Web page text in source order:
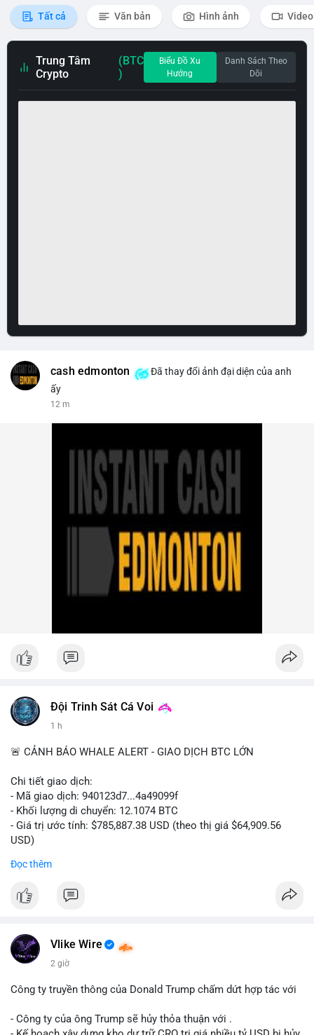
Tất cả Văn bản Hình ảnh Video
Trung Tâm
Crypto
(BTC
)
Biểu Đồ Xu
Hướng
Danh Sách Theo
Dõi
cash edmonton
Đã thay đổi ảnh đại diện của anh
ấy
12 m
Đội Trinh Sát Cá Voi
1 h
🚨 CẢNH BÁO WHALE ALERT - GIAO DỊCH BTC LỚN
Chi tiết giao dịch:
- Mã giao dịch: 940123d7...4a49099f
- Khối lượng di chuyển: 12.1074 BTC
- Giá trị ước tính: $785,887.38 USD (theo thị giá $64,909.56
USD)
Khối lượng 12.1 BTC tương đương gần 786 nghìn USD được di
Động thái này có thể là bước chuẩn bị thanh khoản để bán ra,
hoặc tái phân bổ tài sản giữa các ví nóng nhằm tối ưu phí giao
thấy cá voi đang thăm dò thanh khoản thị trường trước khi có
Lời khuyên cho nhà đầu tư nhỏ lẻ: Theo dõi xác nhận giao dịch
Đọc thêm
Vlike Wire
2 giờ
Công ty truyền thông của Donald Trump chấm dứt hợp tác với
- Công ty của ông Trump sẽ hủy thỏa thuận với .